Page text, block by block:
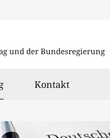
und der Bundesregierung
ausgewählt
Kontakt